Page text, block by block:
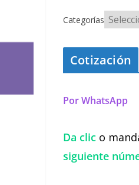
Categorías
Cotización
Por WhatsApp
Da clic o
siguiente